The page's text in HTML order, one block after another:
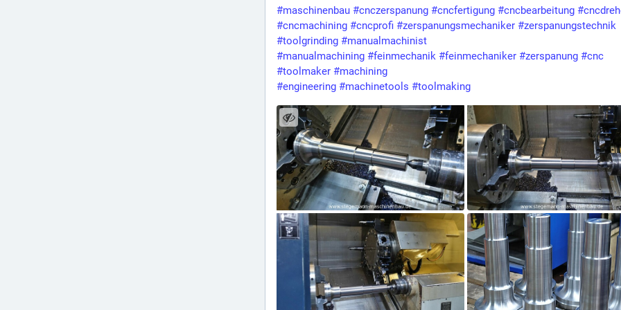
#maschinenbau #cnczerspanung #cncfertigung #cncbearbeitung #
#cncmachining #cncprofi #zerspanungsmechaniker #zerspanungstechnik
#toolgrinding #manualmachinist
#manualmachining #feinmechanik #feinmechaniker #zerspanung #cnc
#toolmaker #machining
#engineering #machinetools #toolmaking